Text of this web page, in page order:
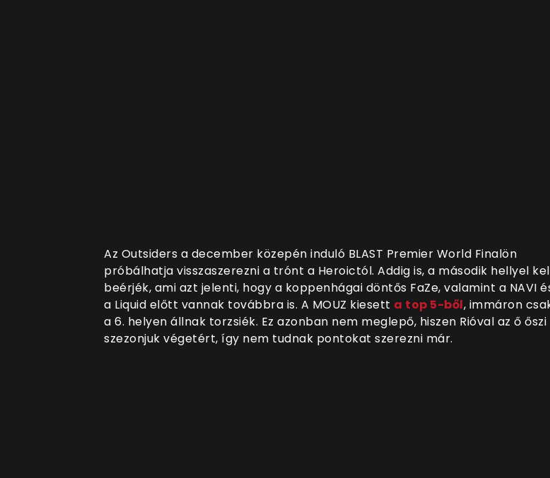
Az Outsiders a december közepén induló BLAST Premier World Finalön
próbálhatja visszaszerezni a trónt a Heroictól. Addig is, a második hellyel
beérjék, ami azt jelenti, hogy a koppenhágai döntős FaZe, valamint a NAVI
a Liquid előtt vannak továbbra is. A MOUZ kiesett a top 5-ből, immáron
a 6. helyen állnak torzsiék. Ez azonban nem meglepő, hiszen Rióval az ő őszi
szezonjuk végetért, így nem tudnak pontokat szerezni már.